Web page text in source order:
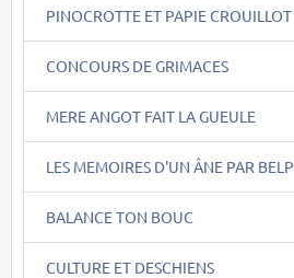
PINOCROTTE ET PAPIE CROUILLOT
CONCOURS DE GRIMACES
MERE ANGOT FAIT LA GUEULE
LES MEMOIRES D'UN ÂNE PAR BELP
BALANCE TON BOUC
CULTURE ET DESCHIENS